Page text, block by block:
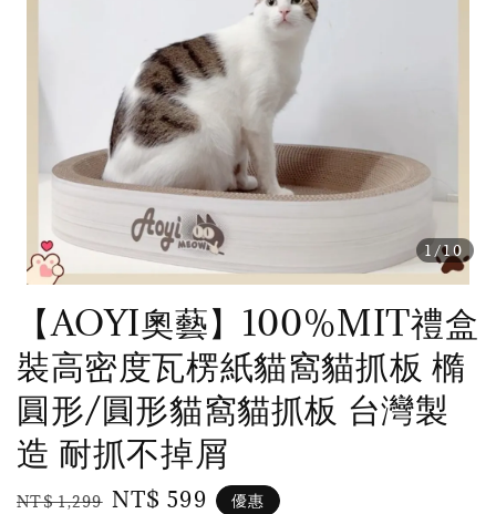
1 /10
【AOYI奧藝】100%MIT禮盒
裝高密度瓦楞紙貓窩貓抓板 橢
圓形/圓形貓窩貓抓板 台灣製
造 耐抓不掉屑
Regular
NT$ 1,299 Sale
NT$ 599 優惠